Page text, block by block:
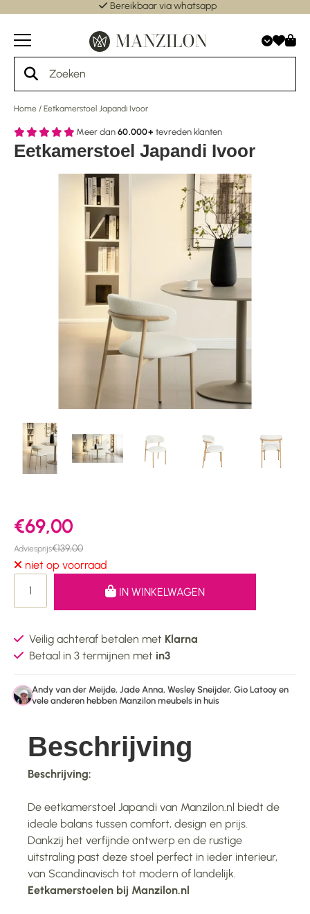
Bereikbaar via whatsapp
Home / Eetkamerstoel Japandi Ivoor
Meer dan 60.000+ tevreden klanten
Eetkamerstoel Japandi Ivoor
€69,00
Adviesprijs€139,00
niet op voorraad
IN WINKELWAGEN
Veilig achteraf betalen met Klarna
Betaal in 3 termijnen met in3
Andy van der Meijde, Jade Anna, Wesley Sneijder, Gio Latooy en
vele anderen hebben Manzilon meubels in huis
Beschrijving
Beschrijving:
De eetkamerstoel Japandi van Manzilon.nl biedt de
ideale balans tussen comfort, design en prijs.
Dankzij het verfijnde ontwerp en de rustige
uitstraling past deze stoel perfect in ieder interieur,
van Scandinavisch tot modern of landelijk.
Eetkamerstoelen bij Manzilon.nl